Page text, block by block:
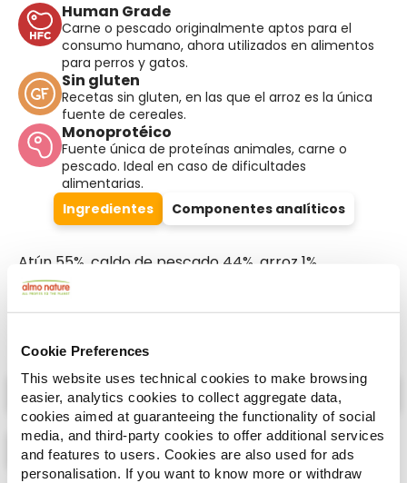
Cookie Preferences
This website uses technical cookies to make browsing
easier, analytics cookies to collect aggregate data,
cookies aimed at guaranteeing the functionality of social
media, and third-party cookies to offer additional services
and features to users. Cookies are also used for ads
personalisation. If you want to know more or withdraw
Human Grade
Carne o pescado originalmente aptos para el
consumo humano, ahora utilizados en alimentos
para perros y gatos.
Sin gluten
Recetas sin gluten, en las que el arroz es la única
fuente de cereales.
Monoprotéico
Fuente única de proteínas animales, carne o
pescado. Ideal en caso de dificultades
alimentarias.
Ingredientes
Componentes analíticos
Atún 55%, caldo de pescado 44%, arroz 1%.
Select a tab